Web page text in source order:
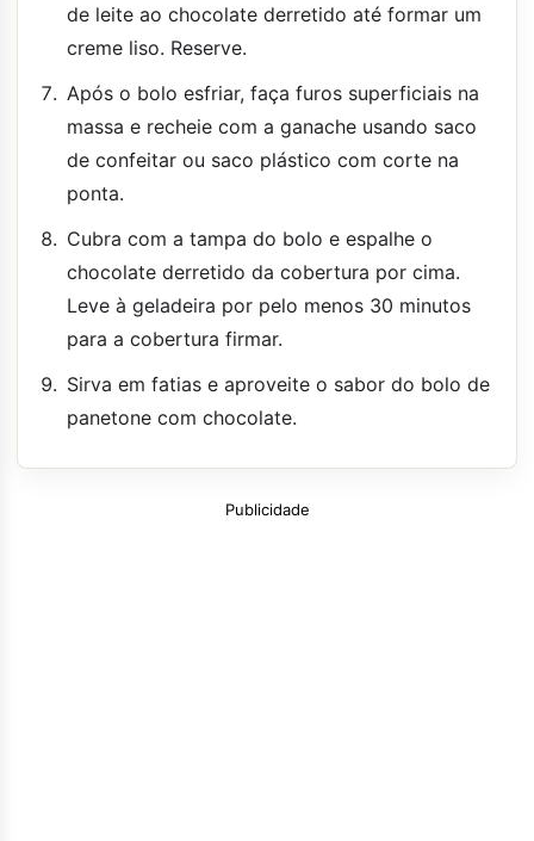
de leite ao chocolate derretido até formar um
creme liso. Reserve.
Após o bolo esfriar, faça furos superficiais na
massa e recheie com a ganache usando saco
de confeitar ou saco plástico com corte na
ponta.
Cubra com a tampa do bolo e espalhe o
chocolate derretido da cobertura por cima.
Leve à geladeira por pelo menos 30 minutos
para a cobertura firmar.
Sirva em fatias e aproveite o sabor do bolo de
panetone com chocolate.
Publicidade